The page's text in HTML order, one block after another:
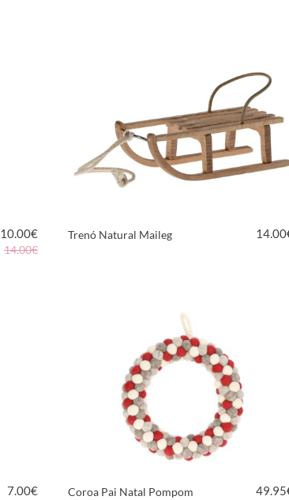
10.00€
14.00€
Trenó Natural Maileg 14.00
7.00€ Coroa Pai Natal Pompom 49.95